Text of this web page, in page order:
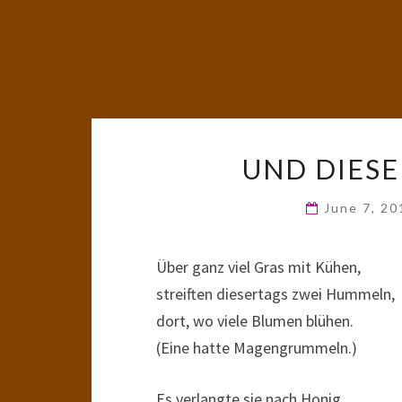
UND
June 7,
Über ganz viel Gras mit Kühen,
streiften diesertags zwei Hummeln,
dort, wo viele Blumen blühen.
(Eine hatte Magengrummeln.)